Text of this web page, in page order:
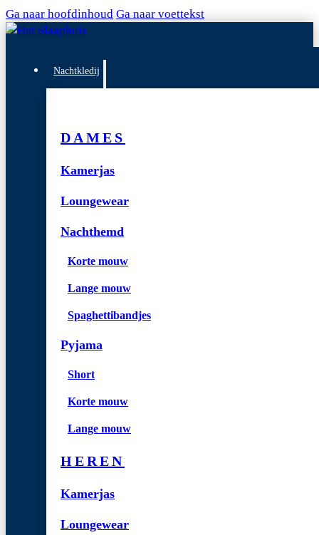
Ga naar hoofdinhoud Ga naar voettekst
Nachtkledij
DAMES
Kamerjas
Loungewear
Nachthemd
Korte mouw
Lange mouw
Spaghettibandjes
Pyjama
Short
Korte mouw
Lange mouw
HEREN
Kamerjas
Loungewear